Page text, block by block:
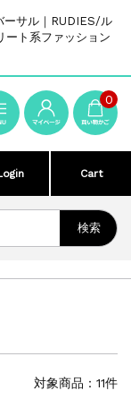
ーサル｜RUDIES/ル
ート系ファッション
0
Cart
対象商品：11件